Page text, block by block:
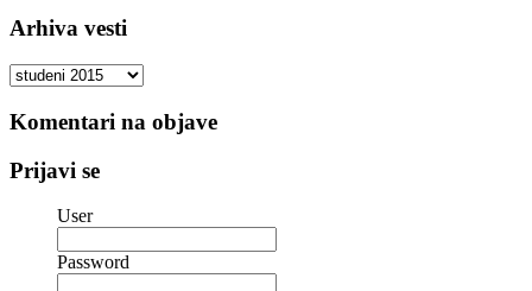
Arhiva vesti
Arhiva
Komentari na objave
Prijavi se
User
Password